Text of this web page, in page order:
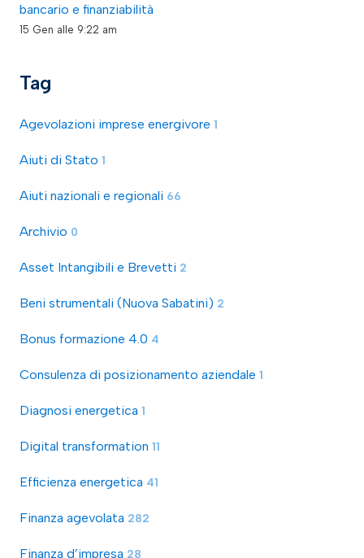
bancario e finanziabilità
15 Gen alle 9:22 am
Tag
Agevolazioni imprese energivore 1
Aiuti di Stato 1
Aiuti nazionali e regionali 66
Archivio 0
Asset Intangibili e Brevetti 2
Beni strumentali (Nuova Sabatini) 2
Bonus formazione 4.0 4
Consulenza di posizionamento aziendale 1
Diagnosi energetica 1
Digital transformation 11
Efficienza energetica 41
Finanza agevolata 282
Finanza d’impresa 28